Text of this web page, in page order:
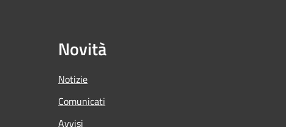
Novità
Notizie
Comunicati
Avvisi